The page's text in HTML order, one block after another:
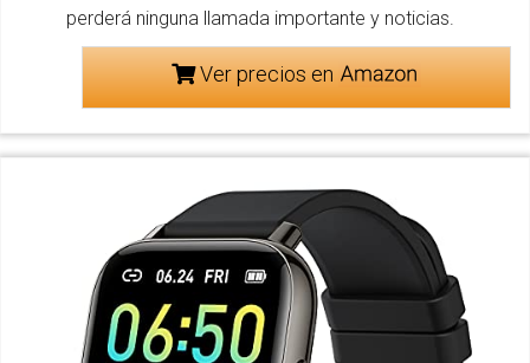
perderá ninguna llamada importante y noticias.
Ver precios en